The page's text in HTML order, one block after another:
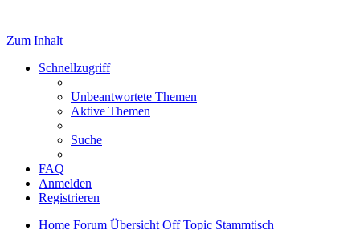
Zum Inhalt
Schnellzugriff
Unbeantwortete Themen
Aktive Themen
Suche
FAQ
Anmelden
Registrieren
Home Forum Übersicht Off Topic Stammtisch